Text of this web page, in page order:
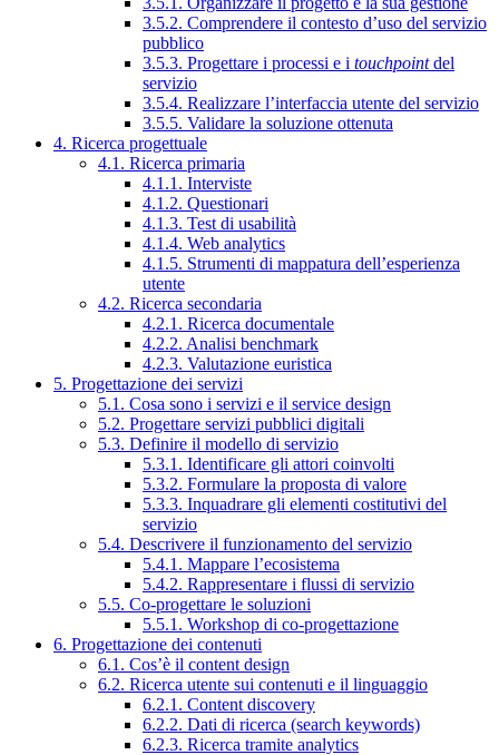
3.5.2. Comprendere il contesto d’uso del servizio
pubblico
3.5.3. Progettare i processi e i touchpointdel
servizio
3.5.4. Realizzare l’interfaccia utente del servizio
3.5.5. Validare la soluzione ottenuta
4. Ricerca progettuale
4.1. Ricerca primaria
4.1.1. Interviste
4.1.2. Questionari
4.1.3. Test di usabilità
4.1.4. Web analytics
4.1.5. Strumenti di mappatura dell’esperienza
utente
4.2. Ricerca secondaria
4.2.1. Ricerca documentale
4.2.2. Analisi benchmark
4.2.3. Valutazione euristica
5. Progettazione dei servizi
5.1. Cosa sono i servizi e il service design
5.2. Progettare servizi pubblici digitali
5.3. Definire il modello di servizio
5.3.1. Identificare gli attori coinvolti
5.3.2. Formulare la proposta di valore
5.3.3. Inquadrare gli elementi costitutivi del
servizio
5.4. Descrivere il funzionamento del servizio
5.4.1. Mappare l’ecosistema
5.4.2. Rappresentare i flussi di servizio
5.5. Co-progettare le soluzioni
5.5.1. Workshop di co-progettazione
6. Progettazione dei contenuti
6.1. Cos’è il content design
6.2. Ricerca utente sui contenuti e il linguaggio
6.2.1. Content discovery
6.2.2. Dati di ricerca (search keywords)
6.2.3. Ricerca tramite analytics